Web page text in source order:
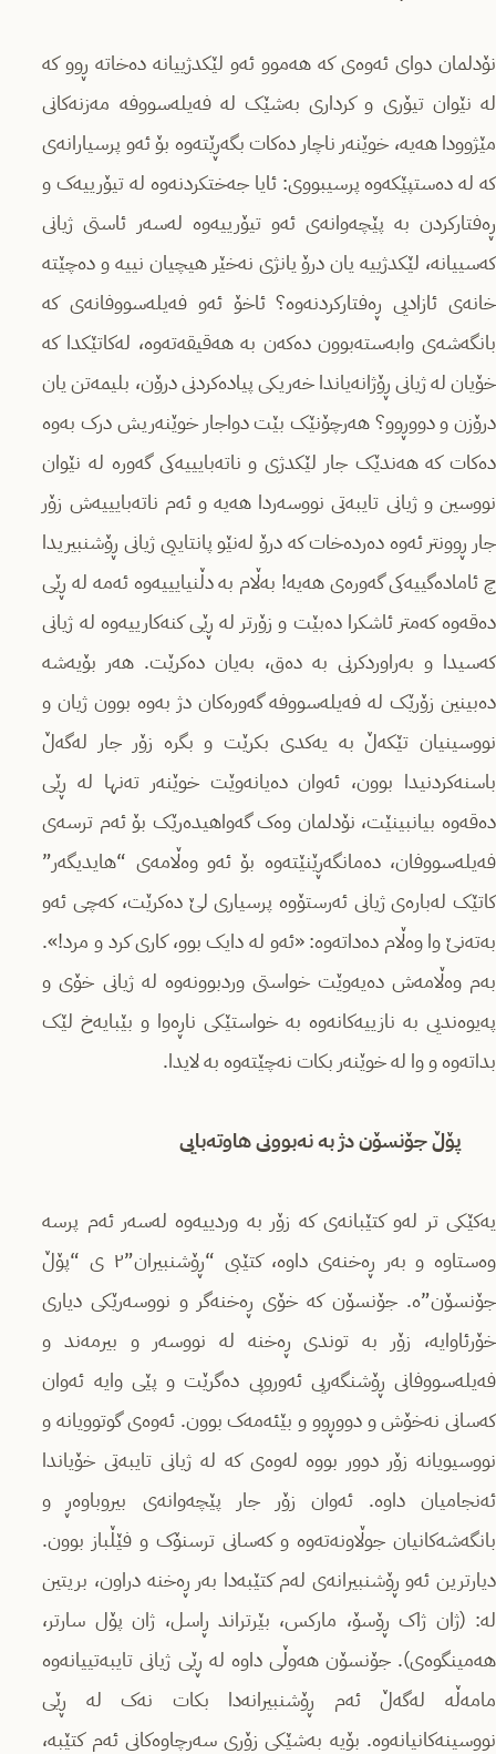
نۆدلمان دوای ئەوەی کە هەموو ئەو لێکدژییانە دەخاتە ڕوو کە
لە نێوان تیۆری و کرداری بەشێک لە فەیلەسووفە مەزنەکانی
مێژوودا هەیە، خوێنەر ناچار دەکات بگەڕێتەوە بۆ ئەو پرسیارانەی
کە لە دەستپێکەوە پرسیبووی: ئایا جەختکردنەوە لە تیۆرییەک و
ڕەفتارکردن بە پێچەوانەی ئەو تیۆرییەوە لەسەر ئاستی ژیانی
کەسییانە، لێکدژییە یان درۆ یانژی نەخێر هیچیان نییە و دەچێتە
خانەی ئازادیی ڕەفتارکردنەوە؟ ئاخۆ ئەو فەیلەسووفانەی کە
بانگەشەی وابەستەبوون دەکەن بە هەقیقەتەوە، لەکاتێکدا کە
خۆیان لە ژیانی ڕۆژانەیاندا خەریکی پیادەکردنی درۆن، بلیمەتن یان
درۆزن و دووڕوو؟ هەرچۆنێک بێت دواجار خوێنەریش درک بەوە
دەکات کە هەندێک جار لێکدژی و ناتەبایییەکی گەورە لە نێوان
نووسین و ژیانی تایبەتی نووسەردا هەیە و ئەم ناتەبایییەش زۆر
جار ڕوونتر ئەوە دەردەخات کە درۆ لەنێو پانتاییی ژیانی ڕۆشنبیریدا
چ ئامادەگییەکی گەورەی هەیە! بەڵام بە دڵنیایییەوە ئەمە لە ڕێی
دەقەوە کەمتر ئاشکرا دەبێت و زۆرتر لە ڕێی کنەکارییەوە لە ژیانی
کەسیدا و بەراوردکرنی بە دەق، بەیان دەکرێت. هەر بۆیەشە
دەبینین زۆرێک لە فەیلەسووفە گەورەکان دژ بەوە بوون ژیان و
نووسینیان تێکەڵ بە یەکدی بکرێت و بگرە زۆر جار لەگەڵ
باسنەکردنیدا بوون، ئەوان دەیانەوێت خوێنەر تەنها لە ڕێی
دەقەوە بیانبینێت، نۆدلمان وەک گەواهیدەرێک بۆ ئەم ترسەی
فەیلەسووفان، دەمانگەڕێنێتەوە بۆ ئەو وەڵامەی “هایدیگەر”
کاتێک لەبارەی ژیانی ئەرستۆوە پرسیاری لێ دەکرێت، کەچی ئەو
بەتەنێ وا وەڵام دەداتەوە: «ئەو لە دایک بوو، کاری کرد و مرد!».
بەم وەڵامەش دەیەوێت خواستی وردبوونەوە لە ژیانی خۆی و
پەیوەندیی بە نازییەکانەوە بە خواستێکی ناڕەوا و بێبایەخ لێک
بداتەوە و وا لە خوێنەر بکات نەچێتەوە بە لایدا.
پۆڵ جۆنسۆن دژ بە نەبوونی هاوتەبایی
یەکێکی تر لەو کتێبانەی کە زۆر بە وردییەوە لەسەر ئەم پرسە
وەستاوە و بەر ڕەخنەی داوە، کتێبی “ڕۆشنبیران”۲ ی “پۆڵ
جۆنسۆن”ە. جۆنسۆن کە خۆی ڕەخنەگر و نووسەرێکی دیاری
خۆرئاوایە، زۆر بە توندی ڕەخنە لە نووسەر و بیرمەند و
فەیلەسووفانی ڕۆشنگەریی ئەوروپی دەگرێت و پێی وایە ئەوان
کەسانی نەخۆش و دووڕوو و بێئەمەک بوون. ئەوەی گوتوویانە و
نووسیویانە زۆر دوور بووە لەوەی کە لە ژیانی تایبەتی خۆیاندا
ئەنجامیان داوە. ئەوان زۆر جار پێچەوانەی بیروباوەڕ و
بانگەشەکانیان جوڵاونەتەوە و کەسانی ترسنۆک و فێڵباز بوون.
دیارترین ئەو ڕۆشنبیرانەی لەم کتێبەدا بەر ڕەخنە دراون، بریتین
لە: (ژان ژاک ڕۆسۆ، مارکس، بێرتراند ڕاسل، ژان پۆل سارتر،
هەمینگوەی). جۆنسۆن هەوڵی داوە لە ڕێی ژیانی تایبەتییانەوە
مامەڵە لەگەڵ ئەم ڕۆشنبیرانەدا بکات نەک لە ڕێی
نووسینەکانیانەوە. بۆیە بەشێکی زۆری سەرچاوەکانی ئەم کتێبە،